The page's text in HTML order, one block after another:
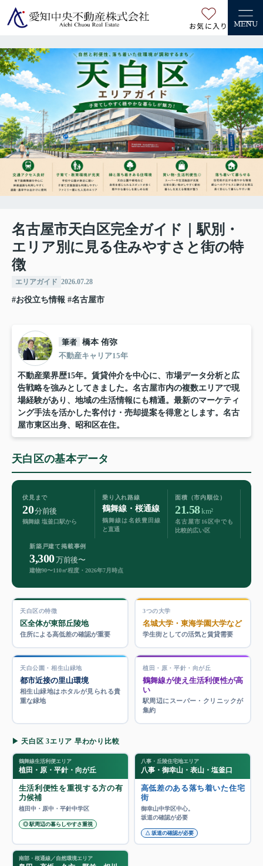
お気に入り MENU
名古屋市天白区完全ガイド｜駅別・
エリア別に見る住みやすさと街の特
徴
エリアガイド 2026.07.28
#お役立ち情報 #名古屋市
筆者 橋本 侑弥
不動産キャリア15年
不動産業界歴15年。賃貸仲介を中心に、市場データ分析と広
告戦略を強みとしてきました。名古屋市内の複数エリアで現
場経験があり、地域の生活情報にも精通。最新のマーケティ
ング手法を活かした客付け・売却提案を得意とします。名古
屋市東区出身、昭和区在住。
天白区の基本データ
伏見まで
20分前後
鶴舞線 塩釜口駅から
乗り入れ路線
鶴舞線・桜通線
鶴舞線は名鉄豊田線
と直通
面積（市内順位）
21.58km²
名古屋市16区中でも
比較的広い区
新築戸建て掲載事例
3,300万前後〜
建物90〜110㎡程度・2026年7月時点
天白区の特徴
区全体が東部丘陵地
住所による高低差の確認が重要
3つの大学
名城大学・東海学園大学など
学生街としての活気と賃貸需要
天白公園・相生山緑地
都市近接の里山環境
相生山緑地はホタルが見られる貴
重な緑地
植田・原・平針・向が丘
鶴舞線が使え生活利便性が高
い
駅周辺にスーパー・クリニックが
集約
▶ 天白区 3エリア 早わかり比較
鶴舞線生活利便エリア
植田・原・平針・向が丘
生活利便性を重視する方の有
力候補
植田中・原中・平針中学区
◎ 駅周辺の暮らしやすさ重視
八事・丘陵住宅地エリア
八事・御幸山・表山・塩釜口
高低差のある落ち着いた住宅
街
御幸山中学区中心。
坂道の確認が必要
△ 坂道の確認が必要
南部・桜通線／自然環境エリア